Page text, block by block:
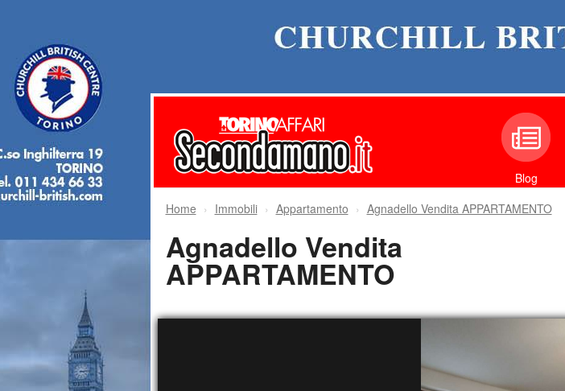
Blog
Home Immobili Appartamento Agnadello Vendita APPARTAMENTO
Agnadello Vendita
APPARTAMENTO